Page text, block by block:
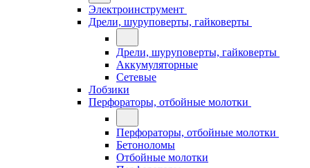
Электроинструмент
Дрели, шуруповерты, гайковерты
Дрели, шуруповерты, гайковерты
Аккумуляторные
Сетевые
Лобзики
Перфораторы, отбойные молотки
Перфораторы, отбойные молотки
Бетоноломы
Отбойные молотки